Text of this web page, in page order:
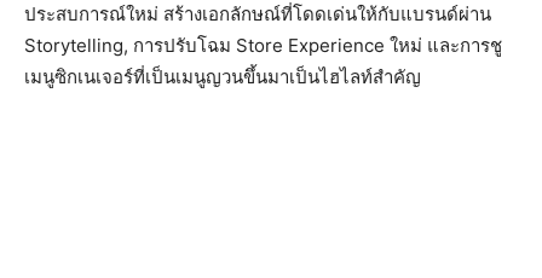
ประสบการณ์ใหม่ สร้างเอกลักษณ์ที่โดดเด่นให้กับแบรนด์ผ่าน
Storytelling, การปรับโฉม Store Experience ใหม่ และการชู
เมนูซิกเนเจอร์ที่เป็นเมนูญวนขึ้นมาเป็นไฮไลท์สำคัญ